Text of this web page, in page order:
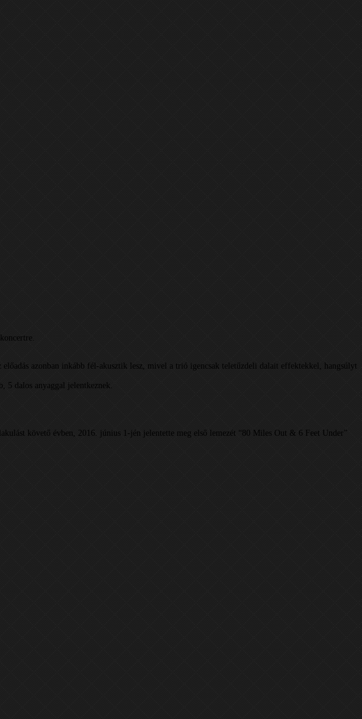
azonban inkább fél-akusztik lesz, mivel a trió igencsak teletűzdeli dalait effektekkel, hangsúlyt
dalos anyaggal jelentkeznek.
követő évben, 2016. június 1-jén jelentette meg első lemezét “80 Miles Out & 6 Feet Under”